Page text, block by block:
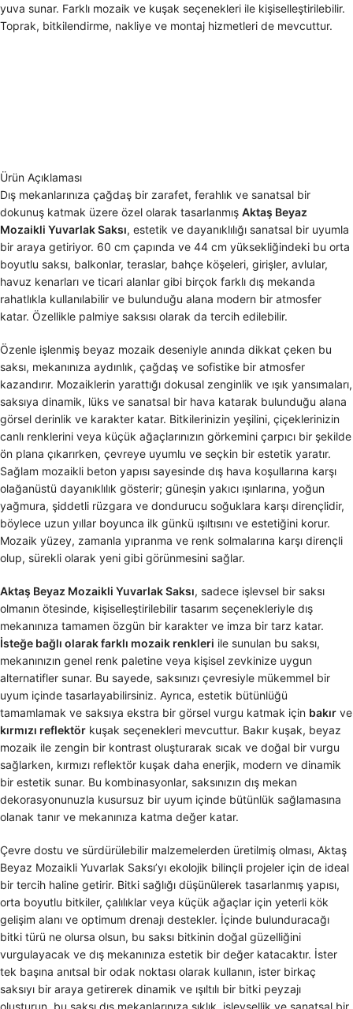
yuva sunar. Farklı mozaik ve kuşak seçenekleri ile kişiselleştirilebilir.
Toprak, bitkilendirme, nakliye ve montaj hizmetleri de mevcuttur.
Ürün Açıklaması
Dış mekanlarınıza çağdaş bir zarafet, ferahlık ve sanatsal bir
dokunuş katmak üzere özel olarak tasarlanmış Aktaş Beyaz
Mozaikli Yuvarlak Saksı, estetik ve dayanıklılığı sanatsal bir uyumla
bir araya getiriyor. 60 cm çapında ve 44 cm yüksekliğindeki bu orta
boyutlu saksı, balkonlar, teraslar, bahçe köşeleri, girişler, avlular,
havuz kenarları ve ticari alanlar gibi birçok farklı dış mekanda
rahatlıkla kullanılabilir ve bulunduğu alana modern bir atmosfer
katar. Özellikle palmiye saksısı olarak da tercih edilebilir.
Özenle işlenmiş beyaz mozaik deseniyle anında dikkat çeken bu
saksı, mekanınıza aydınlık, çağdaş ve sofistike bir atmosfer
kazandırır. Mozaiklerin yarattığı dokusal zenginlik ve ışık yansımaları,
saksıya dinamik, lüks ve sanatsal bir hava katarak bulunduğu alana
görsel derinlik ve karakter katar. Bitkilerinizin yeşilini, çiçeklerinizin
canlı renklerini veya küçük ağaçlarınızın görkemini çarpıcı bir şekilde
ön plana çıkarırken, çevreye uyumlu ve seçkin bir estetik yaratır.
Sağlam mozaikli beton yapısı sayesinde dış hava koşullarına karşı
olağanüstü dayanıklılık gösterir; güneşin yakıcı ışınlarına, yoğun
yağmura, şiddetli rüzgara ve dondurucu soğuklara karşı dirençlidir,
böylece uzun yıllar boyunca ilk günkü ışıltısını ve estetiğini korur.
Mozaik yüzey, zamanla yıpranma ve renk solmalarına karşı dirençli
olup, sürekli olarak yeni gibi görünmesini sağlar.
Aktaş Beyaz Mozaikli Yuvarlak Saksı, sadece işlevsel bir saksı
olmanın ötesinde, kişiselleştirilebilir tasarım seçenekleriyle dış
mekanınıza tamamen özgün bir karakter ve imza bir tarz katar.
İsteğe bağlı olarak farklı mozaik renkleri ile sunulan bu saksı,
mekanınızın genel renk paletine veya kişisel zevkinize uygun
alternatifler sunar. Bu sayede, saksınızı çevresiyle mükemmel bir
uyum içinde tasarlayabilirsiniz. Ayrıca, estetik bütünlüğü
tamamlamak ve saksıya ekstra bir görsel vurgu katmak için bakır ve
kırmızı reflektör kuşak seçenekleri mevcuttur. Bakır kuşak, beyaz
mozaik ile zengin bir kontrast oluşturarak sıcak ve doğal bir vurgu
sağlarken, kırmızı reflektör kuşak daha enerjik, modern ve dinamik
bir estetik sunar. Bu kombinasyonlar, saksınızın dış mekan
dekorasyonunuzla kusursuz bir uyum içinde bütünlük sağlamasına
olanak tanır ve mekanınıza katma değer katar.
Çevre dostu ve sürdürülebilir malzemelerden üretilmiş olması, Aktaş
Beyaz Mozaikli Yuvarlak Saksı’yı ekolojik bilinçli projeler için de ideal
bir tercih haline getirir. Bitki sağlığı düşünülerek tasarlanmış yapısı,
orta boyutlu bitkiler, çalılıklar veya küçük ağaçlar için yeterli kök
gelişim alanı ve optimum drenajı destekler. İçinde bulunduracağı
bitki türü ne olursa olsun, bu saksı bitkinin doğal güzelliğini
vurgulayacak ve dış mekanınıza estetik bir değer katacaktır. İster
tek başına anıtsal bir odak noktası olarak kullanın, ister birkaç
saksıyı bir araya getirerek dinamik ve ışıltılı bir bitki peyzajı
oluşturun, bu saksı dış mekanlarınıza şıklık, işlevsellik ve sanatsal bir